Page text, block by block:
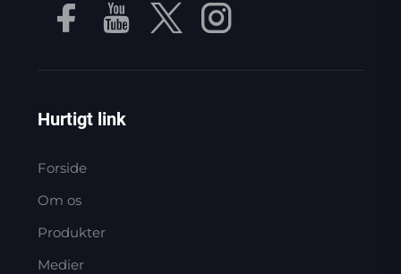
Hurtigt link
Forside
Om os
Produkter
Medier